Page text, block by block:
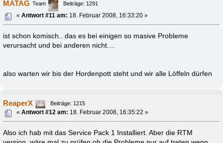
MATAG Team
Beiträge: 1291
«Antwort #11 am: 18. Februar 2008, 16:33:20 »
ist schon komisch.. das es bei einigen so masive Probleme
verursacht und bei anderen nicht....
also warten wir bis der Hordenpott steht und wir alle Löffeln dürfen
ReaperX
Beiträge: 1215
«Antwort #12 am: 18. Februar 2008, 16:35:22 »
Also ich hab mit das Service Pack 1 Installiert. Aber die RTM